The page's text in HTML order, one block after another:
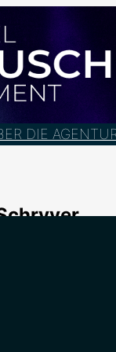
DIE
2018 ihr
„Rocky Horror
in